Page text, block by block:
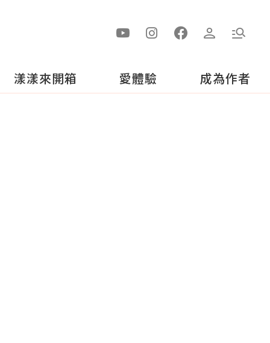
漾漾來開箱 愛體驗 成為作者